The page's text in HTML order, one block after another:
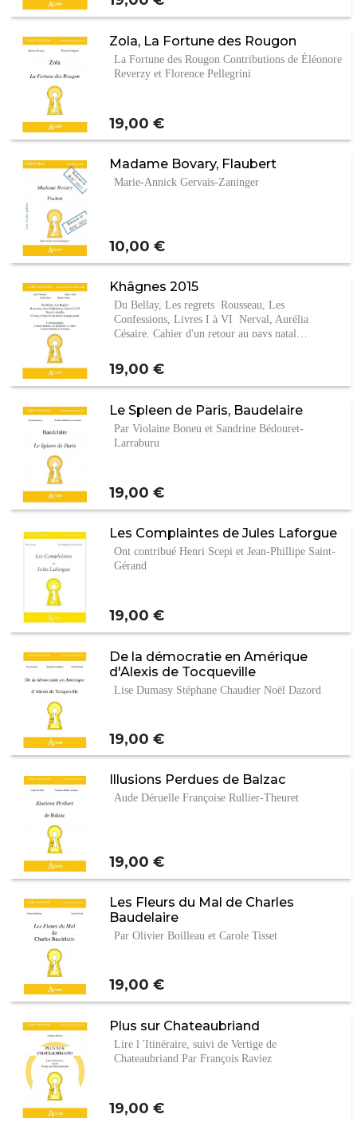
Zola, La Fortune des Rougon
La Fortune des Rougon Contributions de Éléonore
Reverzy et Florence Pellegrini
Prix
19,00 €
Madame Bovary, Flaubert
Marie-Annick Gervais-Zaninger
Prix
10,00 €
Khâgnes 2015
Du Bellay, Les regrets Rousseau, Les
Confessions, Livres I à VI Nerval, Aurélia
Césaire, Cahier d'un retour au pays natal…
Prix
19,00 €
Le Spleen de Paris, Baudelaire
Par Violaine Boneu et Sandrine Bédouret-
Larraburu
Prix
19,00 €
Les Complaintes de Jules Laforgue
Ont contribué Henri Scepi et Jean-Phillipe Saint-
Gérand
Prix
19,00 €
De la démocratie en Amérique
d'Alexis de Tocqueville
Lise Dumasy Stéphane Chaudier Noël Dazord
Prix
19,00 €
Illusions Perdues de Balzac
Aude Déruelle Françoise Rullier-Theuret
Prix
19,00 €
Les Fleurs du Mal de Charles
Baudelaire
Par Olivier Boilleau et Carole Tisset
Prix
19,00 €
Plus sur Chateaubriand
Lire l 'Itinéraire, suivi de Vertige de
Chateaubriand Par François Raviez
Prix
19,00 €